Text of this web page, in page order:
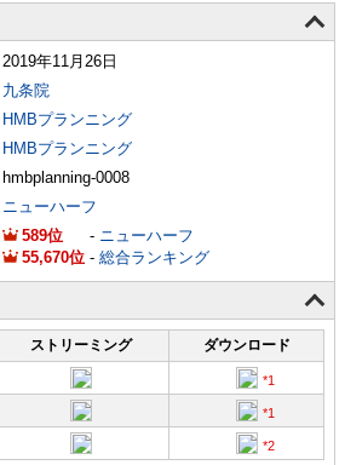
2019年11月26日
九条院
HMBプランニング
HMBプランニング
hmbplanning-0008
ニューハーフ
589 - ニューハーフ
55,670
- 総合ランキング
ストリーミング
ダウンロード